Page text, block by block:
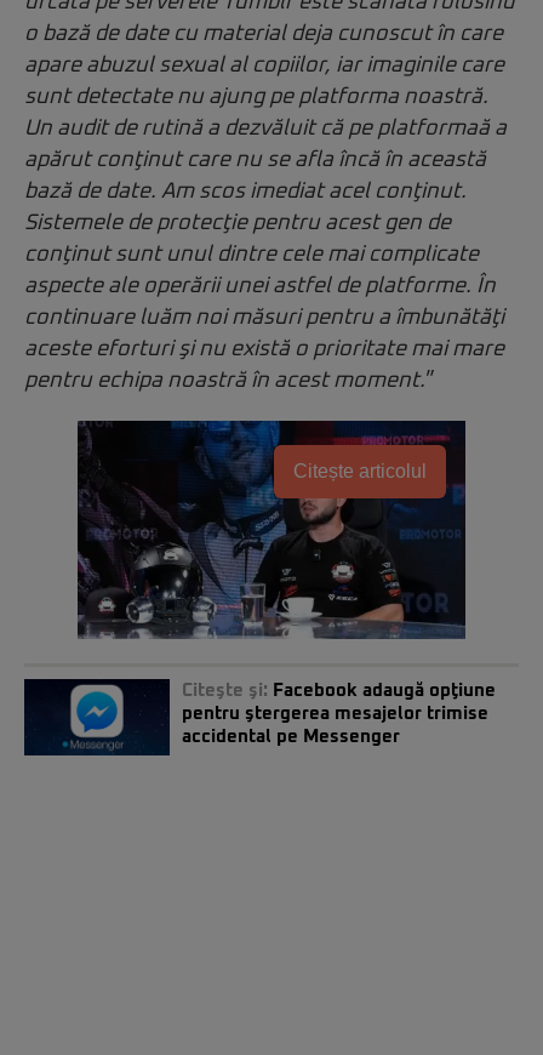
o bază de date cu material deja cunoscut în care
apare abuzul sexual al copiilor, iar imaginile care
sunt detectate nu ajung pe platforma noastră.
Un audit de rutină a dezvăluit că pe platformaă a
apărut conţinut care nu se afla încă în această
bază de date. Am scos imediat acel conţinut.
Sistemele de protecţie pentru acest gen de
conţinut sunt unul dintre cele mai complicate
aspecte ale operării unei astfel de platforme. În
continuare luăm noi măsuri pentru a îmbunătăţi
aceste eforturi şi nu există o prioritate mai mare
pentru echipa noastră în acest moment.”
Citește articolul
Citeşte şi: Facebook adaugă opţiune
pentru ştergerea mesajelor trimise
accidental pe Messenger